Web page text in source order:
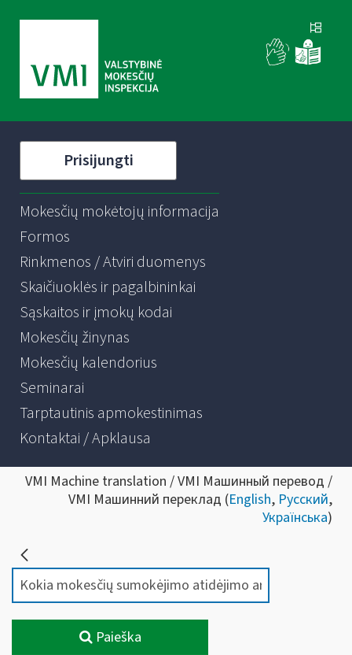
Prisijungti
Mokesčių mokėtojų informacija
Formos
Rinkmenos / Atviri duomenys
Skaičiuoklės ir pagalbininkai
Sąskaitos ir įmokų kodai
Mokesčių žinynas
Mokesčių kalendorius
Seminarai
Tarptautinis apmokestinimas
Kontaktai / Apklausa
VMI Machine translation / VMI Машинный перевод /
VMI Машинний переклад (English, Русский,
Українська)
Paieška